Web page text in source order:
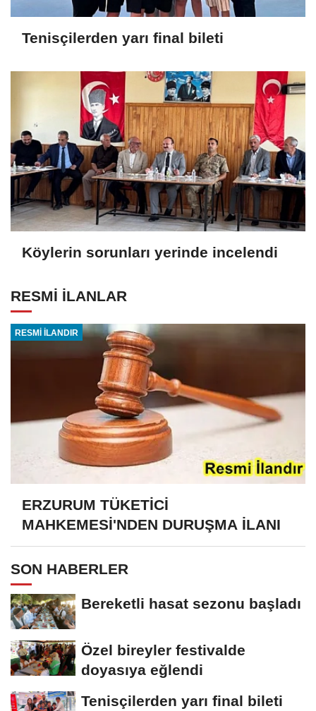
Tenisçilerden yarı final bileti
Köylerin sorunları yerinde incelendi
RESMİ İLANLAR
RESMİ İLANDIR
ERZURUM TÜKETİCİ
MAHKEMESİ'NDEN DURUŞMA İLANI
SON HABERLER
Bereketli hasat sezonu başladı
Özel bireyler festivalde
doyasıya eğlendi
Tenisçilerden yarı final bileti